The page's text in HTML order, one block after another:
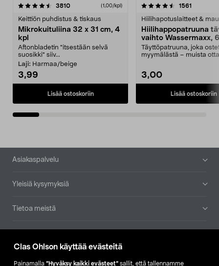
Clas Ohlson käyttää evästeitä
Painamalla ”Hyväksy kaikki evästeet” sallit, että tallennamme
3810arvostelut (1,00/kpl)
Keittiön puhdistus & tiskaus
Mikrokuituliina 32 x 31 cm, 4
kpl
Aftonbladetin "itsestään selvä
suosikki" siiv...
Laji: Harmaa/beige
3,99
Lisää ostoskoriin
4.5viidestä
1561
Hiilihapotuslaitteet &
Hiilihappopatruuna
vaihto Wassermaxx,
Täyttöpatruuna, joka
myymälästä – muista
3,00
Lisää ostoskoriin
4.5viidestä
Alatunniste
Asiakaspalvelu
Yleisiä kysymyksiä
Tietoa meistä